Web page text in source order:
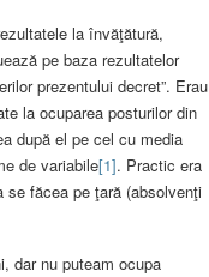
la învăţătură,
pe baza rezultatelor
prezentului decret”. Erau
la ocuparea posturilor din
după el pe cel cu media
de variabile[1]. Practic era
se făcea pe ţară (absolvenţi
dar nu puteam ocupa